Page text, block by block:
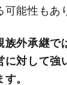
能性もあ
族外承継で
に対して強
。